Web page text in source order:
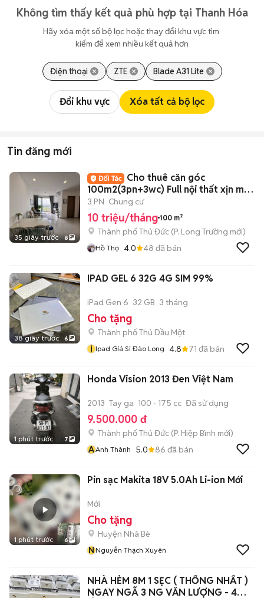
Không tìm thấy kết quả phù hợp tại Thanh Hóa
Hãy xóa một số bộ lọc hoặc thay đổi khu vực tìm
kiếm để xem nhiều kết quả hơn
Điện thoại ZTE Blade A31 Lite
Đổi khu vực Xóa tất cả bộ lọc
Tin đăng mới
35 giây trước 8
Cho thuê căn góc
100m2(3pn+3wc) Full nội thất xịn mịn
đầy đủ .
3 PN Chung cư
10 triệu/tháng 100 m²
Thành phố Thủ Đức (P. Long Trường mới)
Hồ Thọ 4.0 48 đã bán
38 giây trước 6
IPAD GEL 6 32G 4G SIM 99%
iPad Gen 6 32 GB 3 tháng
Cho tặng
Thành phố Thủ Dầu Một
i Ipad Gíá Sỉ Đào Long 4.8 71 đã bán
1 phút trước 7
Honda Vision 2013 Đen Việt Nam
2013 Tay ga 100 - 175 cc Đã sử dụng
9.500.000 đ
Thành phố Thủ Đức (P. Hiệp Bình mới)
AAnh Thành 5.0 86 đã bán
1 phút trước 6
Pin sạc Makita 18V 5.0Ah Li-ion Mới
Mới
Cho tặng
Huyện Nhà Bè
NNguyễn Thạch Xuyên
NHÀ HẺM 8M 1 SẸC ( THỐNG NHẤT )
NGAY NGÃ 3 NG VĂN LƯỢNG - 4